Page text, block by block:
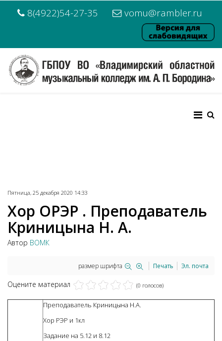
8(4922)54-27-35 vomu@rambler.ru
Пятница, 25 декабря 2020 14:33
Хор ОРЭР . Преподаватель
Криницына Н. А.
Автор ВОМК
размер шрифта Печать Эл. почта
Оцените материал (0 голосов)
Преподаватель Криницына Н.А.
Хор РЭР и 1кл
Задание на 5.12 и 8.12